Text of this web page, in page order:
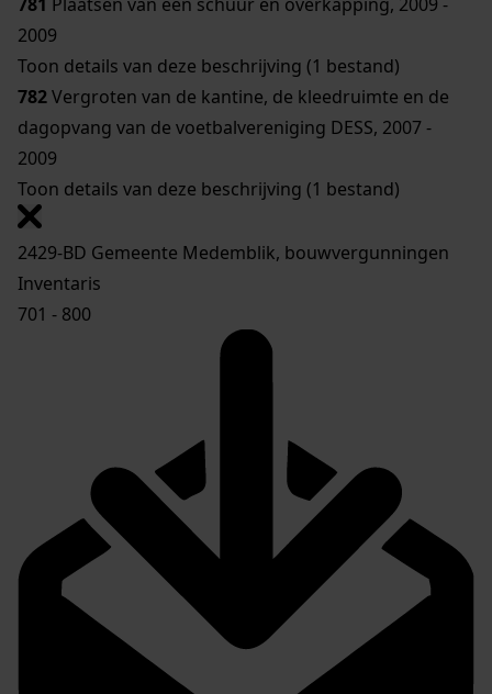
2009
Toon details van deze beschrijving (1 bestand)
782Vergroten van de kantine, de kleedruimte en de
dagopvang van de voetbalvereniging DESS, 2007 -
2009
Toon details van deze beschrijving (1 bestand)
2429-BD Gemeente Medemblik, bouwvergunningen
Inventaris
701 - 800